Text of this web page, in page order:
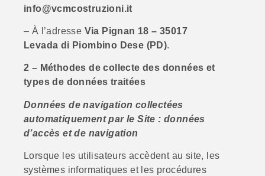
info@vcmcostruzioni.it
– À l’adresse Via Pignan 18 – 35017
Levada di Piombino Dese (PD).
2 – Méthodes de collecte des données et
types de données traitées
Données de navigation collectées
automatiquement par le Site : données
d’accès et de navigation
Lorsque les utilisateurs accèdent au site, les
systèmes informatiques et les procédures